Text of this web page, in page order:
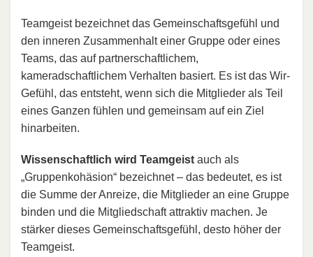
Teamgeist bezeichnet das Gemeinschaftsgefühl und
den inneren Zusammenhalt einer Gruppe oder eines
Teams, das auf partnerschaftlichem,
kameradschaftlichem Verhalten basiert. Es ist das Wir-
Gefühl, das entsteht, wenn sich die Mitglieder als Teil
eines Ganzen fühlen und gemeinsam auf ein Ziel
hinarbeiten.
Wissenschaftlich wird Teamgeist auch als
„Gruppenkohäsion“ bezeichnet – das bedeutet, es ist
die Summe der Anreize, die Mitglieder an eine Gruppe
binden und die Mitgliedschaft attraktiv machen. Je
stärker dieses Gemeinschaftsgefühl, desto höher der
Teamgeist.